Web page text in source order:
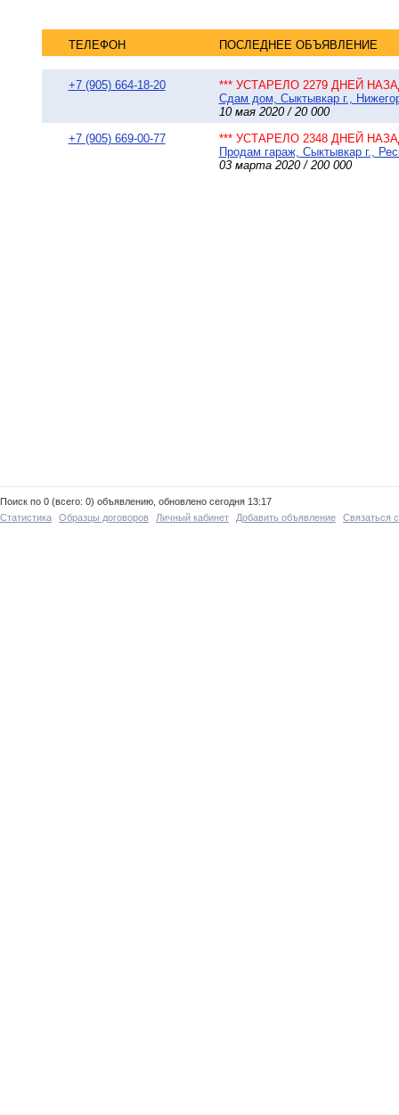
ТЕЛЕФОН ПОСЛЕДНЕЕ ОБЪЯВЛЕНИЕ
+7 (905) 664-18-20
*** УСТАРЕЛО 2279 ДНЕЙ
Сдам дом, Сыктывкар г.,
10 мая 2020 / 20 000
+7 (905) 669-00-77
*** УСТАРЕЛО 2348 ДНЕЙ
Продам гараж, Сыктывкар г.,
03 марта 2020 / 200 000
Поиск по 0 (всего: 0) объявлению, обновлено сегодня 13:17
Статистика
Образцы договоров Личный кабинет Добавить объявление Связаться